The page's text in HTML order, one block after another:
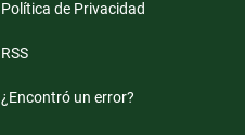
Política de Privacidad
RSS
¿Encontró un error?